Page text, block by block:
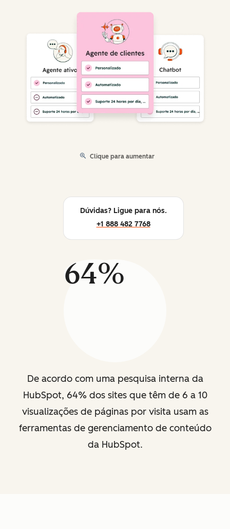
Clique para aumentar
Dúvidas? Ligue para nós.
+1 888 482 7768
64%
De acordo com uma pesquisa interna da
HubSpot, 64% dos sites que têm de 6 a 10
visualizações de páginas por visita usam as
ferramentas de gerenciamento de conteúdo
da HubSpot.